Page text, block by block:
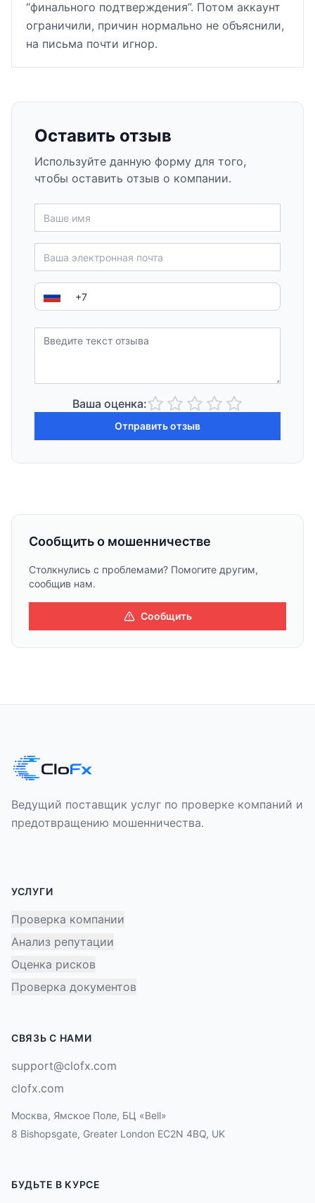
“финального подтверждения”. Потом аккаунт
ограничили, причин нормально не объяснили,
на письма почти игнор.
Оставить отзыв
Используйте данную форму для того,
чтобы оставить отзыв о компании.
Ваша оценка:
Отправить отзыв
Сообщить о мошенничестве
Столкнулись с проблемами? Помогите другим,
сообщив нам.
Сообщить
Ведущий поставщик услуг по проверке компаний и
предотвращению мошенничества.
УСЛУГИ
Проверка компании
Анализ репутации
Оценка рисков
Проверка документов
СВЯЗЬ С НАМИ
support@clofx.com
clofx.com
Москва, Ямское Поле, БЦ «Bell»
8 Bishopsgate, Greater London EC2N 4BQ, UK
БУДЬТЕ В КУРСЕ